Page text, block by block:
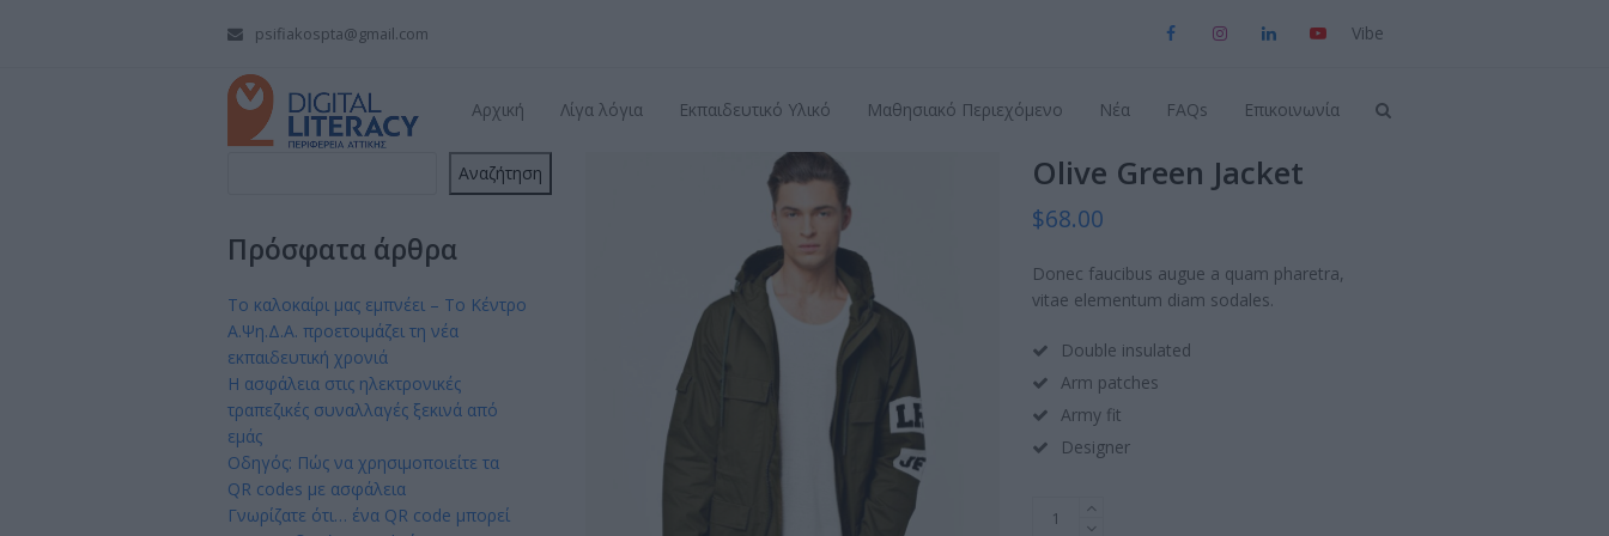
psifiakospta@gmail.com FacebookInstagramLinkedInYouTube
Viber
Αρχική Λίγα λόγια Εκπαιδευτικό Υλικό Μαθησιακό Περιεχόμενο Νέα FAQs Επικοινωνία
Olive Green Jacket
$68.00
Donec faucibus augue a quam pharetra,
vitae elementum diam sodales.
Double insulated
Arm patches
Army fit
Designer
Olive
Αναζήτηση
Πρόσφατα άρθρα
Το καλοκαίρι μας εμπνέει – Το Κέντρο
Α.Ψη.Δ.Α. προετοιμάζει τη νέα
εκπαιδευτική χρονιά
Η ασφάλεια στις ηλεκτρονικές
τραπεζικές συναλλαγές ξεκινά από
εμάς
Οδηγός: Πώς να χρησιμοποιείτε τα
QR codes με ασφάλεια
Γνωρίζατε ότι… ένα QR code μπορεί